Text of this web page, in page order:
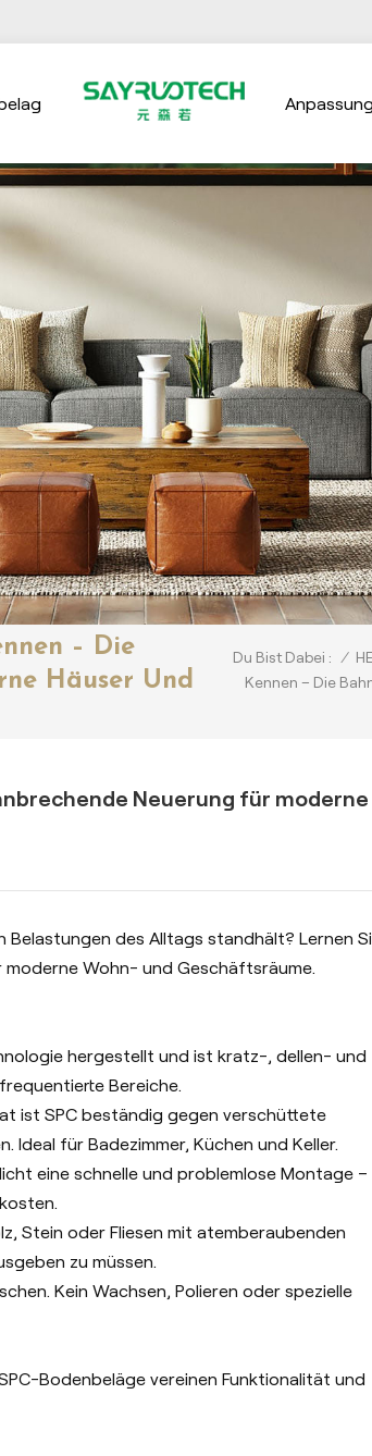
Anpassung
– Die
Häuser Und
Du Bist Dabei : /
Kennen – Die
Neuerung für moderne
Belastungen des Alltags standhält? Lernen
Wohn- und Geschäftsräume.
hergestellt und ist kratz-, dellen- und
Bereiche.
ist SPC beständig gegen verschüttete
Ideal für Badezimmer, Küchen und Keller.
eine schnelle und problemlose Montage –
Stein oder Fliesen mit atemberaubenden
zu müssen.
Kein Wachsen, Polieren oder spezielle
Bodenbeläge vereinen Funktionalität und